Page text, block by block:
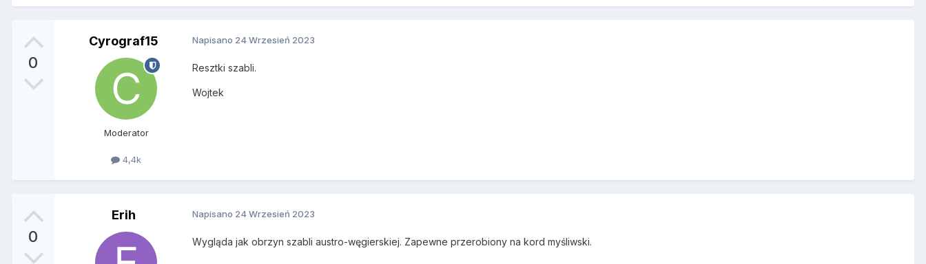
0
Cyrograf15
Moderator
4,4k
Napisano 24 Wrzesień 2023
Resztki szabli.
Wojtek
0
Erih Napisano 24 Wrzesień 2023
Wygląda jak obrzyn szabli austro-węgierskiej. Zapewne przerobiony na kord myśliwski.